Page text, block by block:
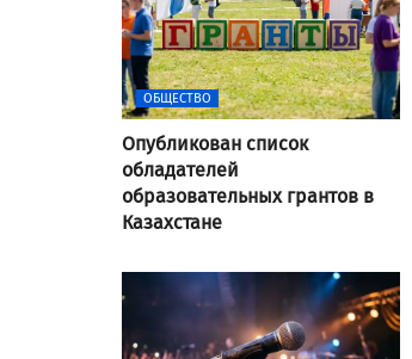
ОБЩЕСТВО
Опубликован список
обладателей
образовательных грантов в
Казахстане